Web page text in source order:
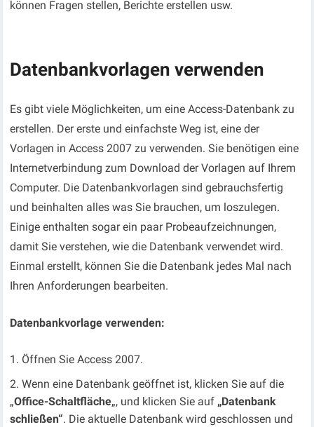
können Fragen stellen, Berichte erstellen usw.
Datenbankvorlagen verwenden
Es gibt viele Möglichkeiten, um eine Access-Datenbank zu
erstellen. Der erste und einfachste Weg ist, eine der
Vorlagen in Access 2007 zu verwenden. Sie benötigen eine
Internetverbindung zum Download der Vorlagen auf Ihrem
Computer. Die Datenbankvorlagen sind gebrauchsfertig
und beinhalten alles was Sie brauchen, um loszulegen.
Einige enthalten sogar ein paar Probeaufzeichnungen,
damit Sie verstehen, wie die Datenbank verwendet wird.
Einmal erstellt, können Sie die Datenbank jedes Mal nach
Ihren Anforderungen bearbeiten.
Datenbankvorlage verwenden:
Öffnen Sie Access 2007.
Wenn eine Datenbank geöffnet ist, klicken Sie auf die
„Office-Schaltfläche„, und klicken Sie auf „Datenbank
schließen“. Die aktuelle Datenbank wird geschlossen und